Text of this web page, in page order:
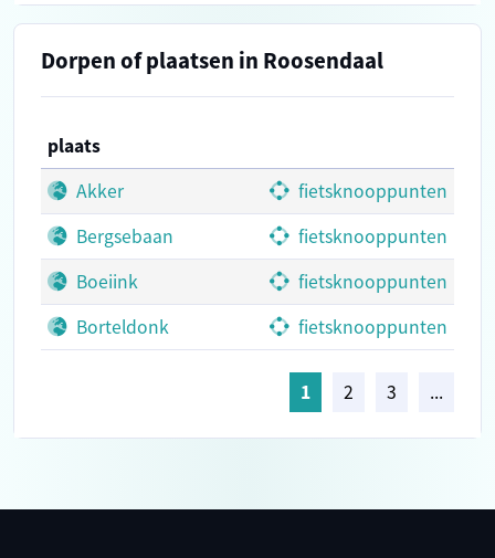
Dorpen of plaatsen in Roosendaal
plaats
Akker
fietsknooppunten
Bergsebaan
fietsknooppunten
Boeiink
fietsknooppunten
Borteldonk
fietsknooppunten
1 2 3 ...